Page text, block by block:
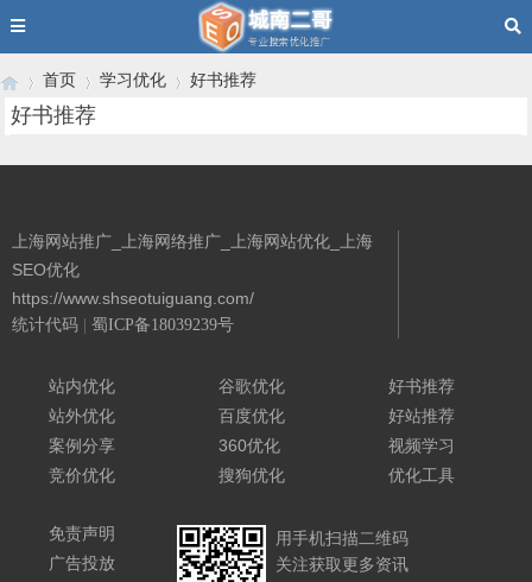
首页 学习优化 好书推荐
好书推荐
上海网站推广_上海网络推广_上海网站优化_上海
SEO优化
https://www.shseotuiguang.com/
统计代码 蜀ICP备18039239号
站内优化
站外优化
案例分享
竞价优化
谷歌优化
百度优化
360优化
搜狗优化
好书推荐
好站推荐
视频学习
优化工具
免责声明
广告投放
用手机扫描二维码
关注获取更多资讯